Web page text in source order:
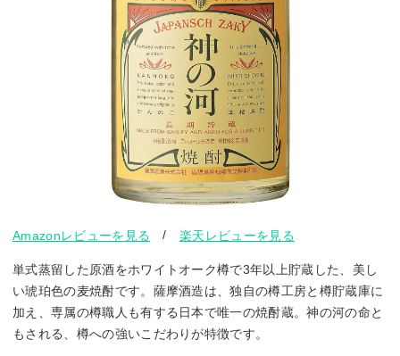
Amazonレビューを見る /楽天レビューを見る
単式蒸留した原酒をホワイトオーク樽で3年以上貯蔵した、美し
い琥珀色の麦焼酎です。薩摩酒造は、独自の樽工房と樽貯蔵庫に
加え、専属の樽職人も有する日本で唯一の焼酎蔵。神の河の命と
もされる、樽への強いこだわりが特徴です。